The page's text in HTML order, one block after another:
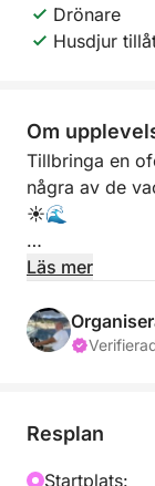
Drönare
Husdjur
Om
Tillbringa en
några av de
☀️🌊
Denna privata
Billionaires
kusten i
ombord
Läs mer
Resplan
Startplats: